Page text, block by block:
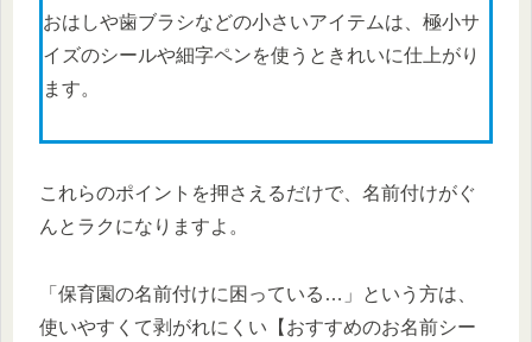
おはしや歯ブラシなどの小さいアイテムは、極小サ
イズのシールや細字ペンを使うときれいに仕上がり
ます。
これらのポイントを押さえるだけで、名前付けがぐ
んとラクになりますよ。
「保育園の名前付けに困っている…」という方は、
使いやすくて剥がれにくい【おすすめのお名前シー